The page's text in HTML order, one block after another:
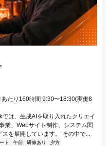
たり160時間 9:30〜18:30(実働8
は、生成AIを取り入れたクリエイ
業、Webサイト制作、システム関
を展開しています。 その中で...
ト 午前 研修あり
夕方